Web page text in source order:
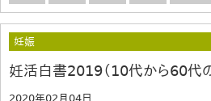
妊娠
妊活白書2019（10代から60代
2020年02月04日